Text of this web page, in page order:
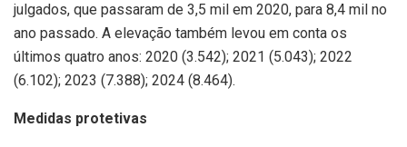
julgados, que passaram de 3,5 mil em 2020, para 8,4 mil no
ano passado. A elevação também levou em conta os
últimos quatro anos: 2020 (3.542); 2021 (5.043); 2022
(6.102); 2023 (7.388); 2024 (8.464).
Medidas protetivas